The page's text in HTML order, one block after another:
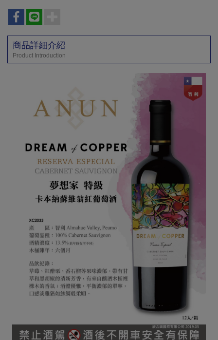
商品詳細介紹
Product Introduction